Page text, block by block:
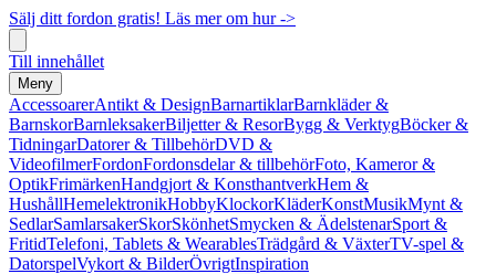
Sälj ditt fordon gratis! Läs mer om hur ->
Till innehållet
Meny
AccessoarerAntikt & DesignBarnartiklarBarnkläder &
BarnskorBarnleksakerBiljetter & ResorBygg & VerktygBöcker &
TidningarDatorer & TillbehörDVD &
VideofilmerFordonFordonsdelar & tillbehörFoto, Kameror &
OptikFrimärkenHandgjort & KonsthantverkHem &
HushållHemelektronikHobbyKlockorKläderKonstMusikMynt &
SedlarSamlarsakerSkorSkönhetSmycken & ÄdelstenarSport &
FritidTelefoni, Tablets & WearablesTrädgård & VäxterTV-spel &
DatorspelVykort & BilderÖvrigtInspiration